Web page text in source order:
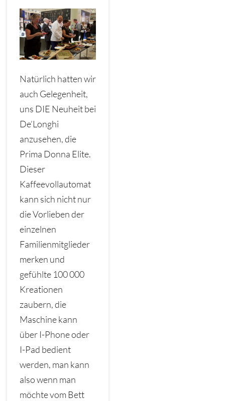
Natürlich hatten wir
auch Gelegenheit,
uns DIE Neuheit bei
De’Longhi
anzusehen, die
Prima Donna Elite.
Dieser
Kaffeevollautomat
kann sich nicht nur
die Vorlieben der
einzelnen
Familienmitglieder
merken und
gefühlte 100 000
Kreationen
zaubern, die
Maschine kann
über I-Phone oder
I-Pad bedient
werden, man kann
also wenn man
möchte vom Bett